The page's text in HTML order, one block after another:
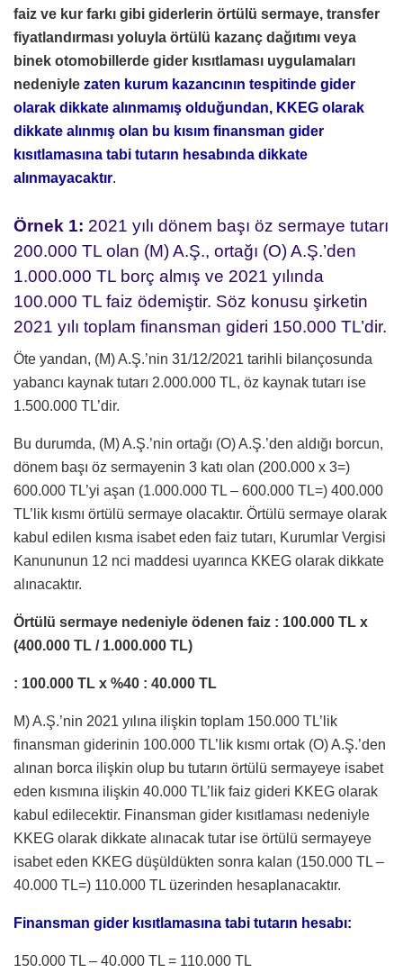
faiz ve kur farkı gibi giderlerin örtülü sermaye, transfer
fiyatlandırması yoluyla örtülü kazanç dağıtımı veya
binek otomobillerde gider kısıtlaması uygulamaları
nedeniyle zaten kurum kazancının tespitinde gider
olarak dikkate alınmamış olduğundan, KKEG olarak
dikkate alınmış olan bu kısım finansman gider
kısıtlamasına tabi tutarın hesabında dikkate
alınmayacaktır.
Örnek 1: 2021 yılı dönem başı öz sermaye tutarı
200.000 TL olan (M) A.Ş., ortağı (O) A.Ş.’den
1.000.000 TL borç almış ve 2021 yılında
100.000 TL faiz ödemiştir. Söz konusu şirketin
2021 yılı toplam finansman gideri 150.000 TL’dir.
Öte yandan, (M) A.Ş.’nin 31/12/2021 tarihli bilançosunda
yabancı kaynak tutarı 2.000.000 TL, öz kaynak tutarı ise
1.500.000 TL’dir.
Bu durumda, (M) A.Ş.’nin ortağı (O) A.Ş.’den aldığı borcun,
dönem başı öz sermayenin 3 katı olan (200.000 x 3=)
600.000 TL’yi aşan (1.000.000 TL – 600.000 TL=) 400.000
TL’lik kısmı örtülü sermaye olacaktır. Örtülü sermaye olarak
kabul edilen kısma isabet eden faiz tutarı, Kurumlar Vergisi
Kanununun 12 nci maddesi uyarınca KKEG olarak dikkate
alınacaktır.
Örtülü sermaye nedeniyle ödenen faiz : 100.000 TL x
(400.000 TL / 1.000.000 TL)
: 100.000 TL x %40 : 40.000 TL
M) A.Ş.’nin 2021 yılına ilişkin toplam 150.000 TL’lik
finansman giderinin 100.000 TL’lik kısmı ortak (O) A.Ş.’den
alınan borca ilişkin olup bu tutarın örtülü sermayeye isabet
eden kısmına ilişkin 40.000 TL’lik faiz gideri KKEG olarak
kabul edilecektir. Finansman gider kısıtlaması nedeniyle
KKEG olarak dikkate alınacak tutar ise örtülü sermayeye
isabet eden KKEG düşüldükten sonra kalan (150.000 TL –
40.000 TL=) 110.000 TL üzerinden hesaplanacaktır.
Finansman gider kısıtlamasına tabi tutarın hesabı:
150.000 TL – 40.000 TL = 110.000 TL